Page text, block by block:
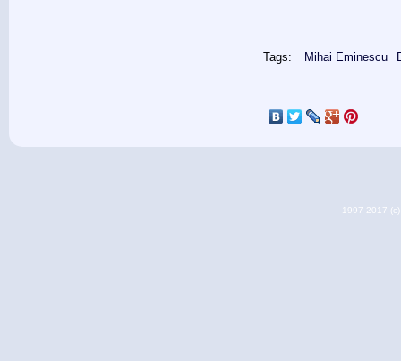
Tags: Mihai Eminescu
1997-2017